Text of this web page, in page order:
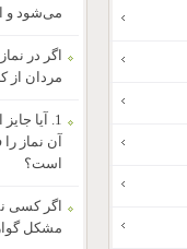
می‌شود و
اگر در
مردان از
1. آیا
است؟
مشکل